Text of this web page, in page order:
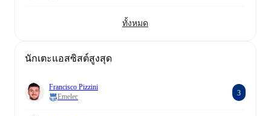
ทั้งหมด
นักเตะแอสซิสต์สูงสุด
Francisco Pizzini
Emelec
3